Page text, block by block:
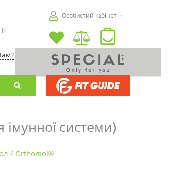
Особистий кабінет
системи)
/ Orthomol®